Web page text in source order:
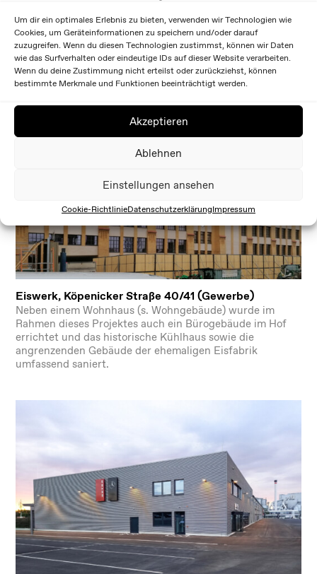
Um dir ein optimales Erlebnis zu bieten, verwenden wir Technologien wie
Cookies, um Geräteinformationen zu speichern und/oder darauf
zuzugreifen. Wenn du diesen Technologien zustimmst, können wir Daten
wie das Surfverhalten oder eindeutige IDs auf dieser Website verarbeiten.
Wenn du deine Zustimmung nicht erteilst oder zurückziehst, können
bestimmte Merkmale und Funktionen beeinträchtigt werden.
Akzeptieren
Ablehnen
Einstellungen ansehen
Cookie-RichtlinieDatenschutzerklärungImpressum
Nach dem ersten Weltkrieg wurde in Berlin-Mitte die
größte Telegraphenverkehrsanstalt Europas in Betrieb
genommen: Das Haupttelegraphenamt.
Eiswerk, Köpenicker Straße 40/41 (Gewerbe)
Neben einem Wohnhaus (s. Wohngebäude) wurde im
Rahmen dieses Projektes auch ein Bürogebäude im Hof
errichtet und das historische Kühlhaus sowie die
angrenzenden Gebäude der ehemaligen Eisfabrik
umfassend saniert.